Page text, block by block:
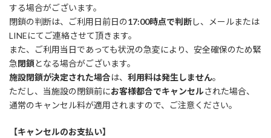
する場合がございます。
閉鎖の判断は、ご利用日前日の17:00時点で判断し、メールまたは
LINEにてご連絡させて頂きます。
また、ご利用当日であっても状況の急変により、安全確保のため緊
急閉鎖となる場合がございます。
施設閉鎖が決定された場合は、 利用料は発生しません。
ただし、当施設の閉鎖前にお客様都合でキャンセルされた場合、
通常のキャンセル料が適用されますので、ご注意ください。
【キャンセルのお支払い】